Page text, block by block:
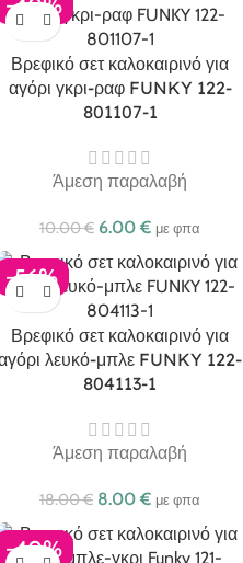
-40%
Βρεφικό σετ καλοκαιρινό για
αγόρι γκρι-ραφ FUNKY 122-
801107-1
Άμεση παραλαβή
10.00€ 6.00 € με φπα
-56%
Βρεφικό σετ καλοκαιρινό για
λευκό-μπλε FUNKY 122-
804113-1
Άμεση παραλαβή
18.00€ 8.00 € με φπα
-40%